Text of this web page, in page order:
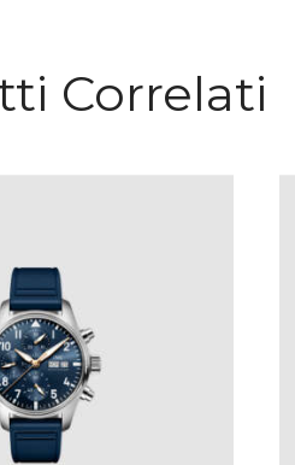
Correlati
CHRONOGRAPH 41
PRINCE
.00 IVA Inclusa